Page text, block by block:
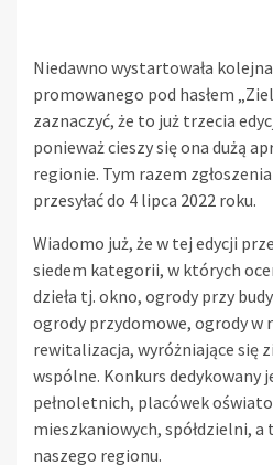
Niedawno wystartowała
promowanego pod hasłem
zaznaczyć, że to już trzecia
ponieważ cieszy się ona dużą
regionie. Tym razem
przesyłać do 4 lipca 2022 roku.
Wiadomo już, że w tej edycji
siedem kategorii, w których
dzieła tj. okno, ogrody przy
ogrody przydomowe, ogrody w
rewitalizacja, wyróżniające się
wspólne. Konkurs dedykowany
pełnoletnich, placówek
mieszkaniowych, spółdzielni,
naszego regionu.